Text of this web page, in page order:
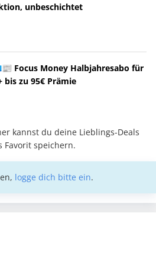
unbeschichtet
Focus Money Halbjahresabo für
bis zu 95€ Prämie
kannst du deine Lieblings-Deals
Favorit speichern.
logge dich bitte ein.